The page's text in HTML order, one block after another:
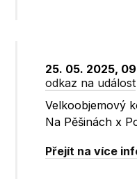
25. 05. 2025,
odkaz na událost
Velkoobjemový
Na Pěšinách x
Přejít na více